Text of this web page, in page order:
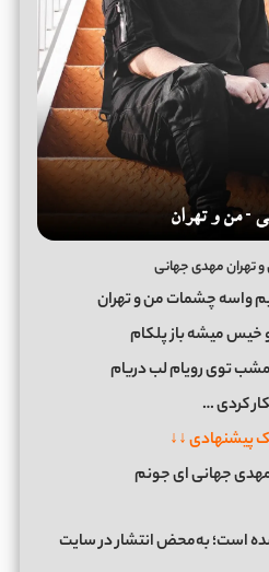
و تهران مهدی جهانی
واسه چشمات من و تهران
خیس میشه باز پلکام
توی رویام لب دریام
کردی …
پیشنهادی ↓↓
جهانی ای جونم
است؛ به‌محض انتشار در سایت